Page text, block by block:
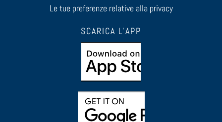
Le tue preferenze relative alla privacy
SCARICA L'APP